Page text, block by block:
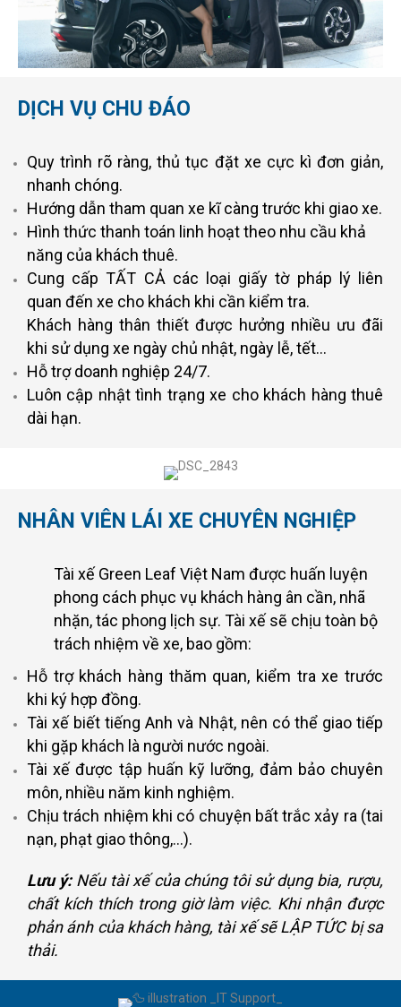
DỊCH VỤ CHU ĐÁO
Quy trình rõ ràng, thủ tục đặt xe cực kì đơn giản,
nhanh chóng.
Hướng dẫn tham quan xe kĩ càng trước khi giao xe.
Hình thức thanh toán linh hoạt theo nhu cầu khả
năng của khách thuê.
Cung cấp TẤT CẢ các loại giấy tờ pháp lý liên
quan đến xe cho khách khi cần kiểm tra.
Khách hàng thân thiết được hưởng nhiều ưu đãi
khi sử dụng xe ngày chủ nhật, ngày lễ, tết…
Hỗ trợ doanh nghiệp 24/7.
Luôn cập nhật tình trạng xe cho khách hàng thuê
dài hạn.
NHÂN VIÊN LÁI XE CHUYÊN NGHIỆP
Tài xế Green Leaf Việt Nam được huấn luyện
phong cách phục vụ khách hàng ân cần, nhã
nhặn, tác phong lịch sự. Tài xế sẽ chịu toàn bộ
trách nhiệm về xe, bao gồm:
Hỗ trợ khách hàng thăm quan, kiểm tra xe trước
khi ký hợp đồng.
Tài xế biết tiếng Anh và Nhật, nên có thể giao tiếp
khi gặp khách là người nước ngoài.
Tài xế được tập huấn kỹ lưỡng, đảm bảo chuyên
môn, nhiều năm kinh nghiệm.
Chịu trách nhiệm khi có chuyện bất trắc xảy ra (tai
nạn, phạt giao thông,…).
Lưu ý:Nếu tài xế của chúng tôi sử dụng bia, rượu,
chất kích thích trong giờ làm việc. Khi nhận được
phản ánh của khách hàng, tài xế sẽ LẬP TỨC bị sa
thải.